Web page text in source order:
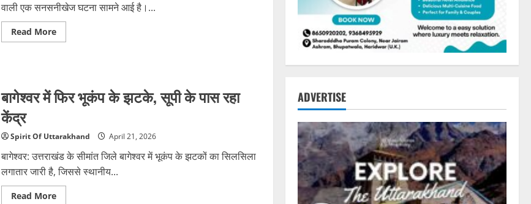
वाली एक सनसनीखेज घटना सामने आई है।...
Read MoreRead
more
पर
हमला,
की
कोशिश
बागेश्वर में फिर भूकंप के झटके, सूपी के पास रहा
केंद्र
Spirit Of Uttarakhand April 21, 2026
बागेश्वर: उत्तराखंड के सीमांत जिले बागेश्वर में भूकंप के झटकों का सिलसिला
लगातार जारी है, जिससे स्थानीय...
Read MoreRead
ADVERTISE